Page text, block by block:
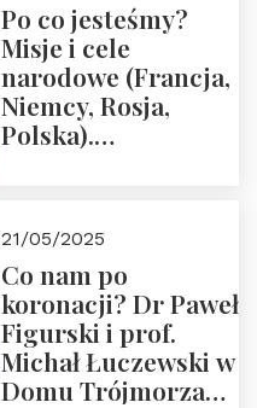
Po co jesteśmy?
Misje i cele
narodowe (Francja,
Niemcy, Rosja,
Polska).
Zapraszamy do
zapisów.
21/05/2025
Co nam po
koronacji? Dr Paweł
Figurski i prof.
Michał Łuczewski w
Domu Trójmorza